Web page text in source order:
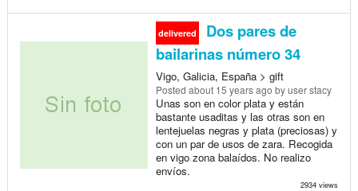
delivered
Dos pares de
bailarinas número 34
Vigo, Galicia, España > gift
Posted about 15 years ago by user stacy
Unas son en color plata y están
bastante usaditas y las otras son en
lentejuelas negras y plata (preciosas) y
con un par de usos de zara. Recogida
en vigo zona balaídos. No realizo
envíos.
2934 views